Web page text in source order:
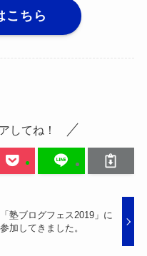
こちら
してね！
「塾ブログフェス2019」に
参加してきました。